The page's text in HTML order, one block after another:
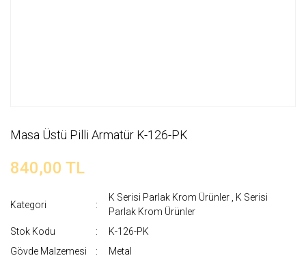
Masa Üstü Pilli Armatür K-126-PK
840,00 TL
Kategori
K Serisi Parlak Krom Ürünler
K Serisi
Parlak Krom Ürünler
Stok Kodu
K-126-PK
Gövde Malzemesi
Metal